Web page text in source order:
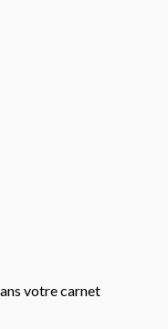
votre carnet